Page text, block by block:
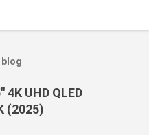
UHD QLED
(2025)